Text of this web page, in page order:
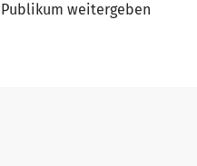
weitergeben